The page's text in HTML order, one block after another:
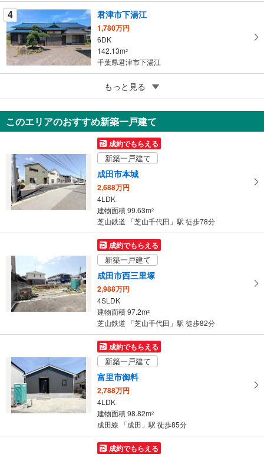
4 君津市下湯江
1,780万円
6DK
142.13m2
千葉県君津市下湯江
成約でもらえる
成田市寺台
5,380万円
6DK
144.46m2（登記）
千葉県成田市寺台
もっと見る
このエリアのおすすめ新築一戸建て
成約でもらえる
新築一戸建て
成田市本城
2,688万円
4LDK
建物面積 99.63m2
芝山鉄道 「芝山千代田」駅 徒歩78分
成約でもらえる
新築一戸建て
成田市西三里塚
2,988万円
4SLDK
建物面積 97.2m2
芝山鉄道 「芝山千代田」駅 徒歩82分
成約でもらえる
新築一戸建て
富里市御料
2,788万円
4LDK
建物面積 98.82m2
成田線 「成田」駅 徒歩85分
成約でもらえる